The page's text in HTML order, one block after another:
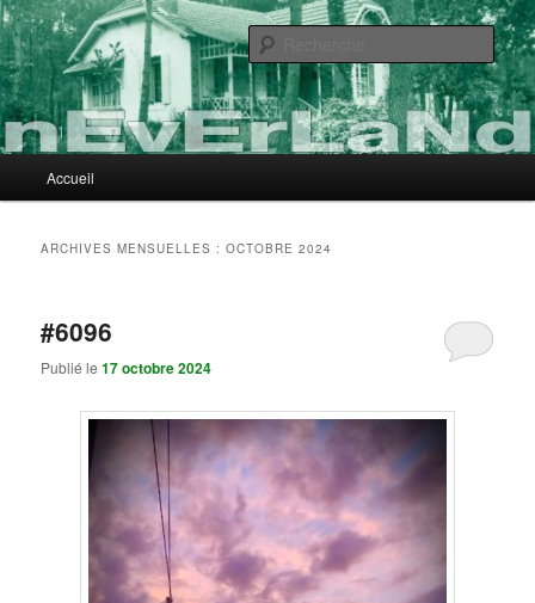
Aller
au
contenu
principal
Aller
au
contenu
secondairenEvErLaNd
principal
Accueil
ARCHIVES MENSUELLES :OCTOBRE 2024
#6096
Publié le17 octobre 2024